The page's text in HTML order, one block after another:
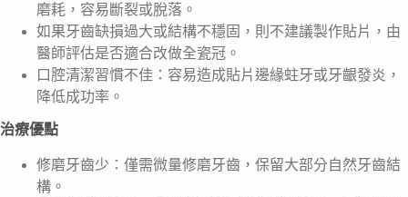
磨耗，容易斷裂或脫落。
如果牙齒缺損過大或結構不穩固，則不建議製作貼片，由
醫師評估是否適合改做全瓷冠。
口腔清潔習慣不佳：容易造成貼片邊緣蛀牙或牙齦發炎，
降低成功率。
治療優點
修磨牙齒少：僅需微量修磨牙齒，保留大部分自然牙齒結
構。